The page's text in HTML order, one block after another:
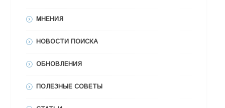
МНЕНИЯ
НОВОСТИ ПОИСКА
ОБНОВЛЕНИЯ
ПОЛЕЗНЫЕ СОВЕТЫ